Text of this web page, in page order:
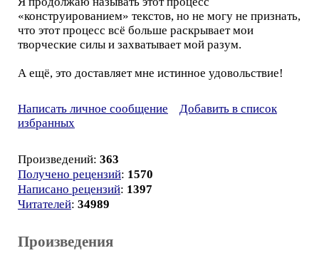
«конструированием» текстов, но не могу не признать,
что этот процесс всё больше раскрывает мои
творческие силы и захватывает мой разум.
А ещё, это доставляет мне истинное удовольствие!
Написать личное сообщение
Добавить в список
избранных
Произведений: 363
Получено рецензий: 1570
Написано рецензий: 1397
Читателей: 34989
Произведения